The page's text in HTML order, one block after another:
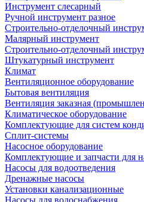
Инструмент слесарный
Ручной инструмент разное
Строительно-отделочный
Малярный инструмент
Строительно-отделочный
Штукатурный инструмент
Климат
Вентиляционное оборудование
Бытовая вентиляция
Вентиляция заказная
Климатическое оборудование
Комплектующие для систем
Сплит-системы
Насосное оборудование
Комплектующие и запчасти для
Насосы для водоотведения
Дренажные насосы
Установки канализационные
Насосы для водоснабжения